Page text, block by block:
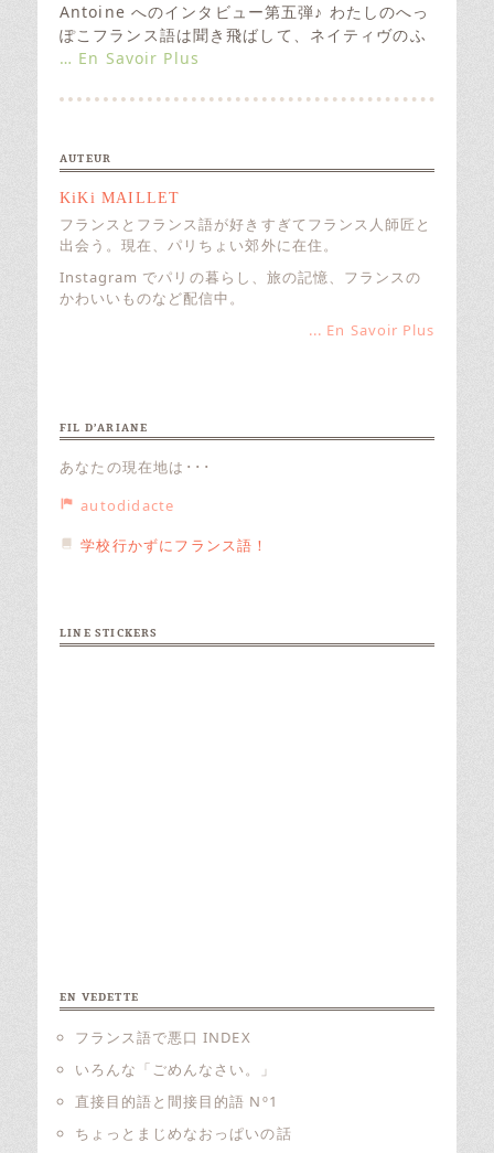
d
o
n
Antoine へのインタビュー第五弾♪ わたしのへっ
ぽこフランス語は聞き飛ばして、ネイティヴのふ
… En Savoir Plus
AUTEUR
KiKi MAILLET
フランスとフランス語が好きすぎてフランス人師匠と
出会う。現在、パリちょい郊外に在住。
Instagram でパリの暮らし、旅の記憶、フランスの
かわいいものなど配信中。
... En Savoir Plus
FIL D’ARIANE
あなたの現在地は･･･
autodidacte
学校行かずにフランス語！
LINE STICKERS
EN VEDETTE
フランス語で悪口 INDEX
いろんな「ごめんなさい。」
直接目的語と間接目的語 Nº1
ちょっとまじめなおっぱいの話